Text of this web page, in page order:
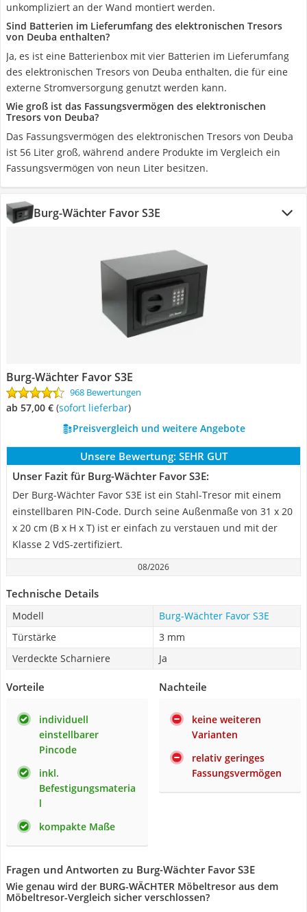
unkompliziert an der Wand montiert werden.
Sind Batterien im Lieferumfang des elektronischen Tresors
von Deuba enthalten?
Ja, es ist eine Batterienbox mit vier Batterien im Lieferumfang
des elektronischen Tresors von Deuba enthalten, die für eine
externe Stromversorgung genutzt werden kann.
Wie groß ist das Fassungsvermögen des elektronischen
Tresors von Deuba?
Das Fassungsvermögen des elektronischen Tresors von Deuba
ist 56 Liter groß, während andere Produkte im Vergleich ein
Fassungsvermögen von neun Liter besitzen.
Burg-Wächter Favor S3E
Burg-Wächter Favor S3E
968 Bewertungen
ab 57,00 € ( Sofort lieferbar)
Preisvergleich und weitere Angebote
Unsere Bewertung: SEHR GUT
Unser Fazit für Burg-Wächter Favor S3E:
Der Burg-Wächter Favor S3E ist ein Stahl-Tresor mit einem
einstellbaren PIN-Code. Durch seine Außenmaße von 31 x 20
x 20 cm (B x H x T) ist er einfach zu verstauen und mit der
Klasse 2 VdS-zertifiziert.
08/2026
Technische Details
Modell
Burg-Wächter Favor S3E
Türstärke
3 mm
Verdeckte Scharniere
Ja
Vorteile
individuell
einstellbarer
Pincode
inkl.
Befestigungsmateria
l
kompakte Maße
Nachteile
keine weiteren
Varianten
relativ geringes
Fassungsvermögen
Fragen und Antworten zu Burg-Wächter Favor S3E
Wie genau wird der BURG-WÄCHTER Möbeltresor aus dem
Möbeltresor-Vergleich sicher verschlossen?